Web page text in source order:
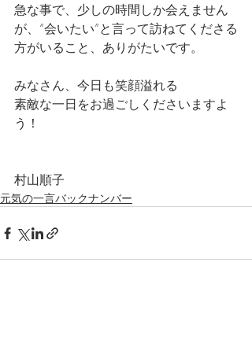
急な事で、少しの時間しか会えません
が、“会いたい”と言って訪ねてくださる
方がいること、ありがたいです。
みなさん、今日も笑顔溢れる
素敵な一日をお過ごしくださいますよ
う！
村山順子
元気の一言バックナンバー